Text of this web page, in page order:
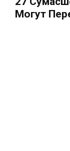
Могут